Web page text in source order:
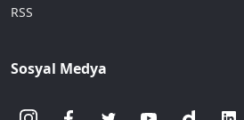
RSS
Sosyal Medya